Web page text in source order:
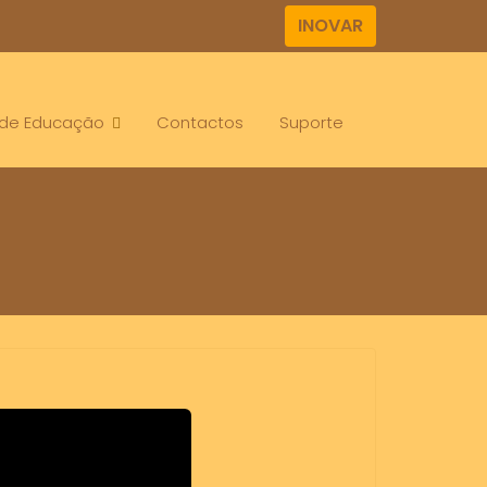
INOVAR
Educação Contactos Suporte